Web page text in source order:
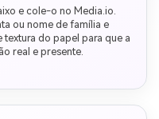
e cole-o no Media.io.
ou nome de família e
do papel para que a
real e presente.